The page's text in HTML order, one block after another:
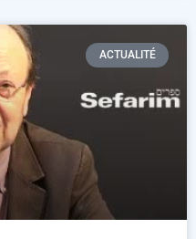
ACTUALITÉ